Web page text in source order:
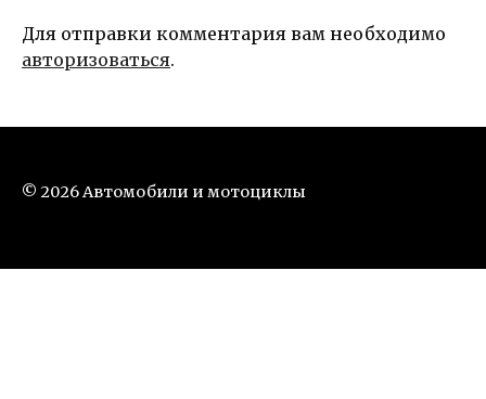
Для отправки комментария вам необходимо
авторизоваться.
© 2026 Автомобили и мотоциклы